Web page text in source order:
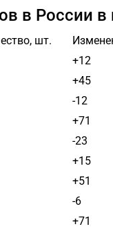
в России в
шт.
+12
+45
-12
+71
-23
+15
+51
-6
+71